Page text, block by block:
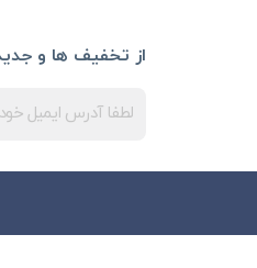
از تخفیف ها و